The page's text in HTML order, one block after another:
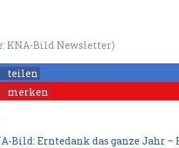
KNA-Bild Newsletter)
teilen
merken
Bild: Erntedank das ganze Jahr –